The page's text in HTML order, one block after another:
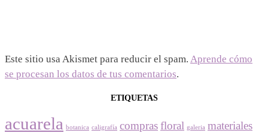
Este sitio usa Akismet para reducir el spam. Aprende cómo
se procesan los datos de tus comentarios.
ETIQUETAS
acuarela botanica caligrafía comprasfloral galeria materiales